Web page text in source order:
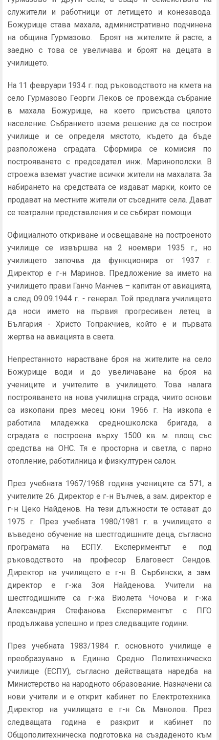
служители и работници от летището и конезавода.
Божурище става махала, административно подчинена
на община Гурмазово. Броят на жителите й расте, а
заедно с това се увеличава и броят на децата в
училището.
На 11 февруари 1934 г. под ръководството на кмета на
село Гурмазово Георги Леков се провежда събрание
в махала Божурище, на което присъства цялото
население. Събранието взема решение да се построи
училище и се определя мястото, където да бъде
разположена сградата. Сформира се комисия по
построяването с председател инж. Маринополски. В
строежа вземат участие всички жители на махалата. За
набирането на средствата се издават марки, които се
продават на местните жители от съседните села. Дават
се театрални представления и се събират помощи.
Официалното откриване и освещаване на построеното
училище се извършва на 2 ноември 1935 г., но
училището започва да функционира от 1937 г.
Директор е г-н Маринов. Предложение за името на
училището прави Ганчо Манчев – капитан от авиацията,
а след 09.09.1944 г. - генерал. Той предлага училището
да носи името на първия прогресивен летец в
България - Христо Топракчиев, който е и първата
жертва на авиацията в света.
Непрестанното нарастване броя на жителите на село
Божурище води и до увеличаване на броя на
учениците и учителите в училището. Това налага
построяването на нова училищна сграда, чиито основи
са изкопани през месец юни 1966 г. На изкопа е
работила младежка средношколска бригада, а
сградата е построена върху 1500 кв. м. площ със
средства на ОНС. Тя е просторна и светла, с парно
отопление, работилница и физкултурен салон.
През учебната 1967/1968 година учениците са 571, а
учителите 26. Директор е г-н Вълчев, а зам. директор е
г-н Цеко Найденов. На тези длъжности те остават до
1975 г. През учебната 1980/1981 г. в училището е
въведено обучение на шестгодишните деца, съгласно
програмата на ЕСПУ. Експериментът е под
ръководството на професор Благовест Сендов.
Директор на училището е г-н В. Сърбински, а зам.
директор е г-жа Зоя Найденова. Учители на
шестгодишните са г-жа Виолета Чочова и г-жа
Александрия Стефанова. Експериментът с ПГО
продължава успешно и през следващите години.
През учебната 1983/1984 г. основното училище е
преобразувано в Единно Средно Политехническо
училище (ЕСПУ), съгласно действащата наредба на
Министерство на народното образование. Назначени са
нови учители и е открит кабинет по Електротехника.
Директор на училищато е г-н Св. Манолов. През
следващата година е разкрит и кабинет по
Общополитехническа подготовка на създаденото към